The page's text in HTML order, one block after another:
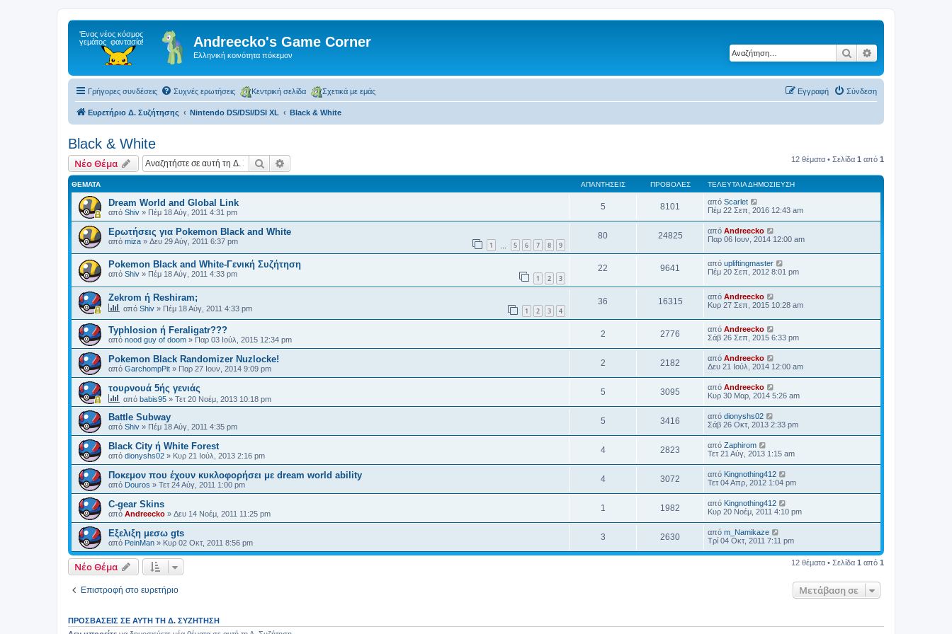
Andreecko's Game Corner
Ελληνική κοινότητα πόκεμον Αναζήτηση
Γρήγορες συνδέσεις Συχνές ερωτήσεις Κεντρική σελίδα Σχετικά με εμάς Σύνδεση
Εγγραφή
Ευρετήριο Δ. Συζήτησης Nintendo DS/DSI/DSI XL Black & White
Black & White
Νέο Θέμα Αναζήτηση 12 θέματα • Σελίδα 1 από 1
ΘΈΜΑΤΑ ΑΠΑΝΤΉΣΕΙΣ ΠΡΟΒΟΛΈΣ ΤΕΛΕΥΤΑΊΑ ΔΗΜΟΣΊΕΥΣΗ
Dream World and Global Link
από Shiv » Πέμ 18 Αύγ, 2011 4:31 pm
5 8101 από Scarlet
Πέμ 22 Σεπ, 2016 12:43 am
Ερωτήσεις για Pokemon Black and White
από miza » Δευ 29 Αύγ, 2011 6:37 pm 1 5 6 7 8 9
80 24825 από Andreecko
Παρ 06 Ιουν, 2014 12:00 am
Pokemon Black and White-Γενική Συζήτηση
από Shiv » Πέμ 18 Αύγ, 2011 4:33 pm 1 2 3
22 9641 από upliftingmaster
Πέμ 20 Σεπ, 2012 8:01 pm
Zekrom ή Reshiram;
από Shiv » Πέμ 18 Αύγ, 2011 4:33 pm 1 2 3 4
36 16315 από Andreecko
Κυρ 27 Σεπ, 2015 10:28 am
Typhlosion ή Feraligatr???
από nood guy of doom » Παρ 03 Ιούλ, 2015 12:34 pm
2 2776 από Andreecko
Σάβ 26 Σεπ, 2015 6:33 pm
Pokemon Black Randomizer Nuzlocke!
από GarchompPit » Παρ 27 Ιουν, 2014 9:09 pm
2 2182 από Andreecko
Δευ 21 Ιούλ, 2014 12:00 am
τουρνουά 5ής γενιάς
από babis95 » Τετ 20 Νοέμ, 2013 10:18 pm
5 3095 από Andreecko
Κυρ 30 Μαρ, 2014 5:26 am
Battle Subway
από Shiv » Πέμ 18 Αύγ, 2011 4:35 pm
5 3416 από dionyshs02
Σάβ 26 Οκτ, 2013 2:33 pm
Black City ή White Forest
από dionyshs02 » Κυρ 21 Ιούλ, 2013 2:16 pm
4 2823 από Zaphirom
Τετ 21 Αύγ, 2013 1:15 am
Ποκεμον που έχουν κυκλοφορήσει με dream world ability
από Douros » Τετ 24 Αύγ, 2011 1:00 pm
4 3072 από Kingnothing412
Τετ 04 Απρ, 2012 1:04 pm
C-gear Skins
από Andreecko » Δευ 14 Νοέμ, 2011 11:25 pm
1 1982 από Kingnothing412
Κυρ 20 Νοέμ, 2011 4:10 pm
Εξελιξη μεσω gts
από PeinMan » Κυρ 02 Οκτ, 2011 8:56 pm
3 2630 από m_Namikaze
Τρί 04 Οκτ, 2011 7:11 pm
Νέο Θέμα 12 θέματα • Σελίδα 1 από 1
Επιστροφή στο ευρετήριο Μετάβαση σε
ΠΡΟΣΒΆΣΕΙΣ ΣΕ ΑΥΤΉ ΤΗ Δ. ΣΥΖΉΤΗΣΗ